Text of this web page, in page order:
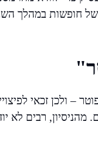
חופשות במהלך
– ולכן זכאי
מהניסיון, רבים לא